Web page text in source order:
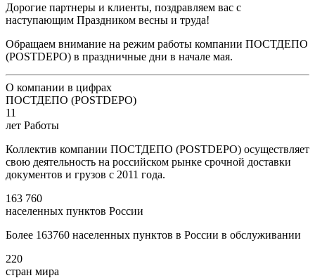
Дорогие партнеры и клиенты, поздравляем вас с
наступающим Праздником весны и труда!
Обращаем внимание на режим работы компании ПОСТДЕПО
(POSTDEPO) в праздничные дни в начале мая.
О компании в цифрах
ПОСТДЕПО (POSTDEPO)
11
лет Работы
Коллектив компании ПОСТДЕПО (POSTDEPO) осуществляет
свою деятельность на российском рынке срочной доставки
документов и грузов с 2011 года.
163 760
населенных пунктов России
Более 163760 населенных пунктов в России в обслуживании
220
стран мира